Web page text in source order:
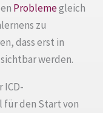
Problemegleich
zu
dass erst in
sichtbar werden.
ICD-
für den Start von